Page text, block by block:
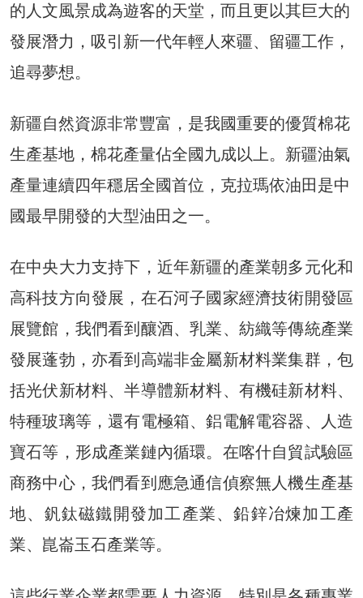
的人文風景成為遊客的天堂，而且更以其巨大的
發展潛力，吸引新一代年輕人來疆、留疆工作，
追尋夢想。
新疆自然資源非常豐富，是我國重要的優質棉花
生產基地，棉花產量佔全國九成以上。新疆油氣
產量連續四年穩居全國首位，克拉瑪依油田是中
國最早開發的大型油田之一。
在中央大力支持下，近年新疆的產業朝多元化和
高科技方向發展，在石河子國家經濟技術開發區
展覽館，我們看到釀酒、乳業、紡織等傳統產業
發展蓬勃，亦看到高端非金屬新材料業集群，包
括光伏新材料、半導體新材料、有機硅新材料、
特種玻璃等，還有電極箱、鋁電解電容器、人造
寶石等，形成產業鏈內循環。在喀什自貿試驗區
商務中心，我們看到應急通信偵察無人機生產基
地、釩鈦磁鐵開發加工產業、鉛鋅冶煉加工產
業、崑崙玉石產業等。